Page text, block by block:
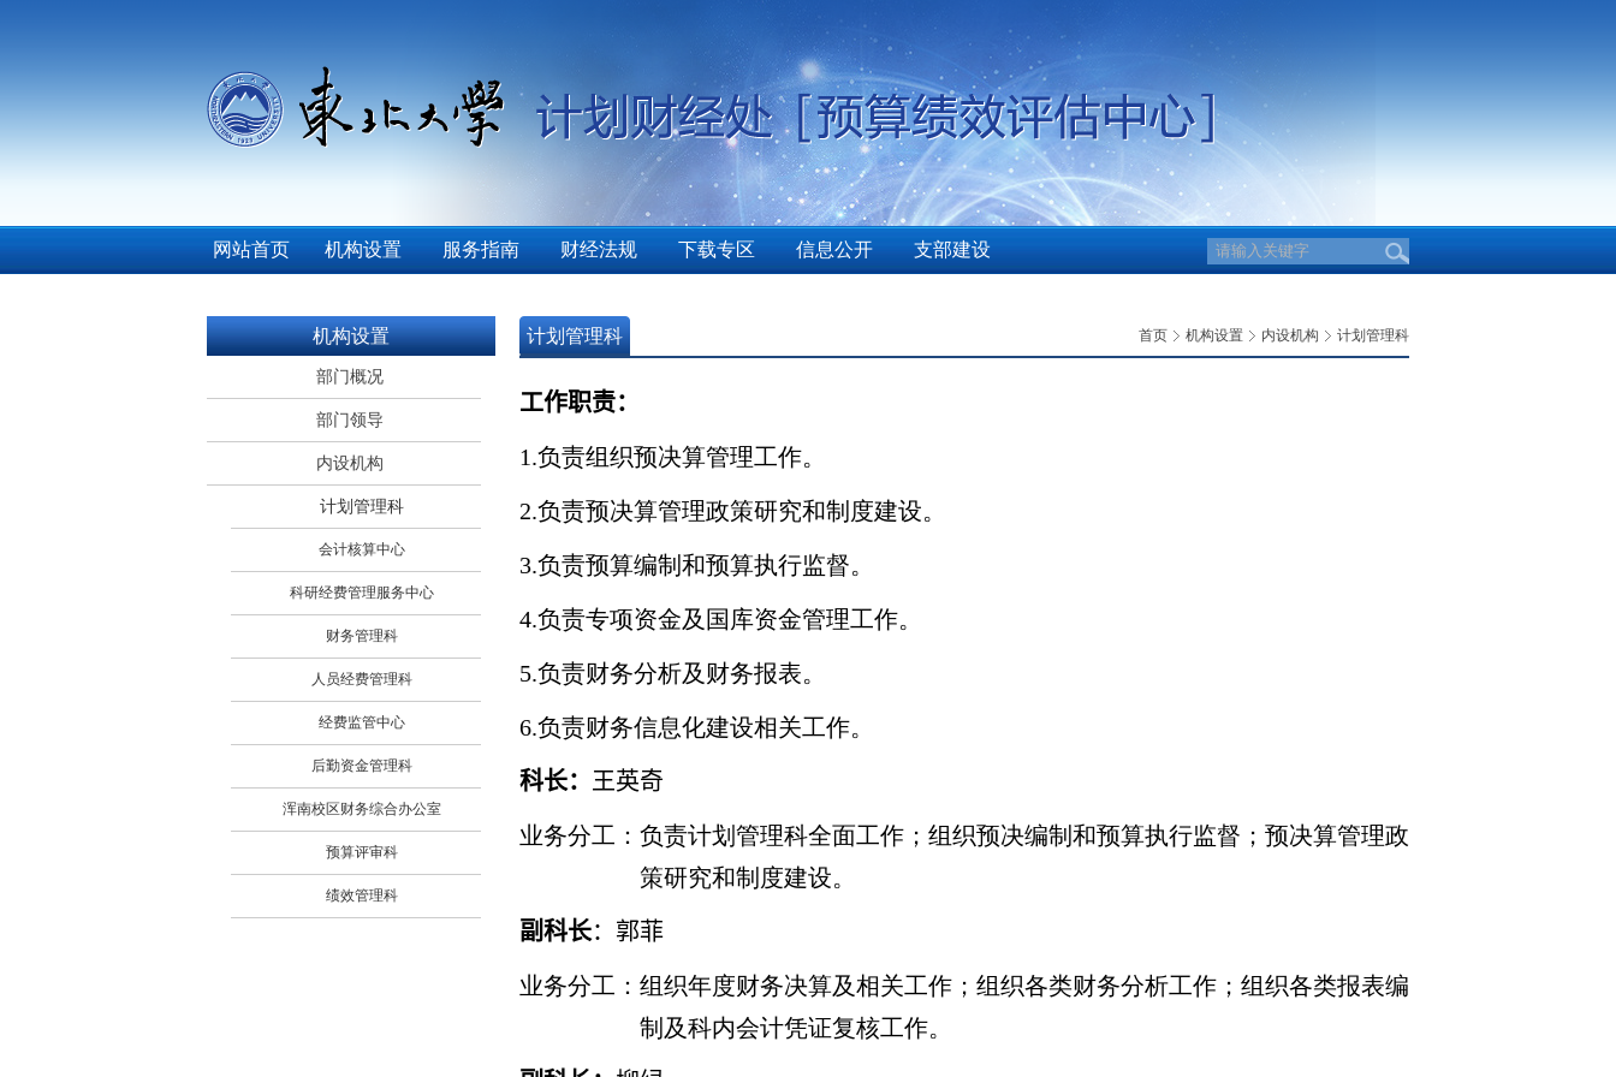
网站首页 机构设置 服务指南 财经法规 下载专区 信息公开 支部建设
机构设置
部门概况
部门领导
内设机构
计划管理科
会计核算中心
科研经费管理服务中心
财务管理科
人员经费管理科
经费监管中心
后勤资金管理科
浑南校区财务综合办公室
预算评审科
绩效管理科
计划管理科 首页 机构设置 内设机构 计划管理科
工作职责：
1.负责组织预决算管理工作。
2.负责预决算管理政策研究和制度建设。
3.负责预算编制和预算执行监督。
4.负责专项资金及国库资金管理工作。
5.负责财务分析及财务报表。
6.负责财务信息化建设相关工作。
科长： 王英奇
业务分工：负责计划管理科全面工作；组织预决编制和预算执行监督；预决算管理政
策研究和制度建设。
副科长：郭菲
业务分工：组织年度财务决算及相关工作；组织各类财务分析工作；组织各类报表编
制及科内会计凭证复核工作。